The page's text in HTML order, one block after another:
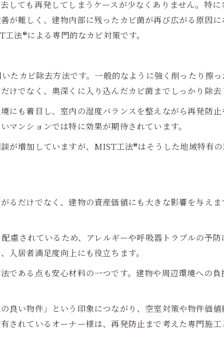
しても再発してしまうケースが少なくありません。特
が難しく、建物内部に残ったカビ菌が再び広がる原因
法®による専門的なカビ対策です。
たカビ除去方法です。一般的なように強く削ったり擦
けでなく、奥深くに入り込んだカビ菌までしっかり除去
にも着目し、室内の湿度バランスを整えながら再発防
ンションでは特に効果が期待されています。
が増加していますが、MIST工法®はそうした地域特有
るだけでなく、建物の資産価値にも大きな影響を与え
慮されているため、アレルギーや呼吸器トラブルの予
入居者満足度向上にも役立ちます。
である点も安心材料の一つです。建物や周辺環境への
良い物件」という印象につながり、空室対策や物件価
されているオーナー様は、再発防止まで考えた専門施